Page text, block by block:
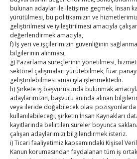
bulunan adaylar ile iletişime geçmek, İnsan
yürütülmesi, bu politikamızın ve
geliştirilmesi ve iyileştirilmesi amacıyla
değerlendirmek amacıyla,
f) İş yeri ve işçilerimizin güvenliğinin
bilgilerinin alınması,
g) Pazarlama süreçlerinin yönetilmesi,
sektörel çalışmaları yürütebilmek, fuar
geliştirilebilmesi amacıyla işlenmektedir.
h) Şirkete iş başvurusunda bulunmak
adaylarımızın, başvuru anında alınan
veya ileride doğabilecek olası
kullanılabileceği, şirketin İnsan Kaynakları
kayıtlarında belirtilen süreler boyunca
çalışan adaylarımızı bilgilendirmek isteriz.
i) Ticari faaliyetimiz kapsamındaki Kişisel
Kanun korumasından faydalanan tüm iş
TUTSO İktisadi Durum Raporu
Kahramanmaraş Ticaret ve Sanayi
binası hizmete açıldı
Diren ailesine taziye ziyareti
Hisarcıklıoğlu, Ardahan Üniversitesi
Emiroğlu’nu kabul etti
Hisarcıklıoğlu Muğla İl/İlçe Oda /
ile buluştu
Hisarcıklıoğlu Muğla Ticaret